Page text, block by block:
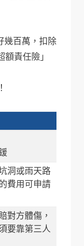
幾百萬，扣除
責任險」
洞或雨天路
費用可申請
對方體傷，
要靠第三人